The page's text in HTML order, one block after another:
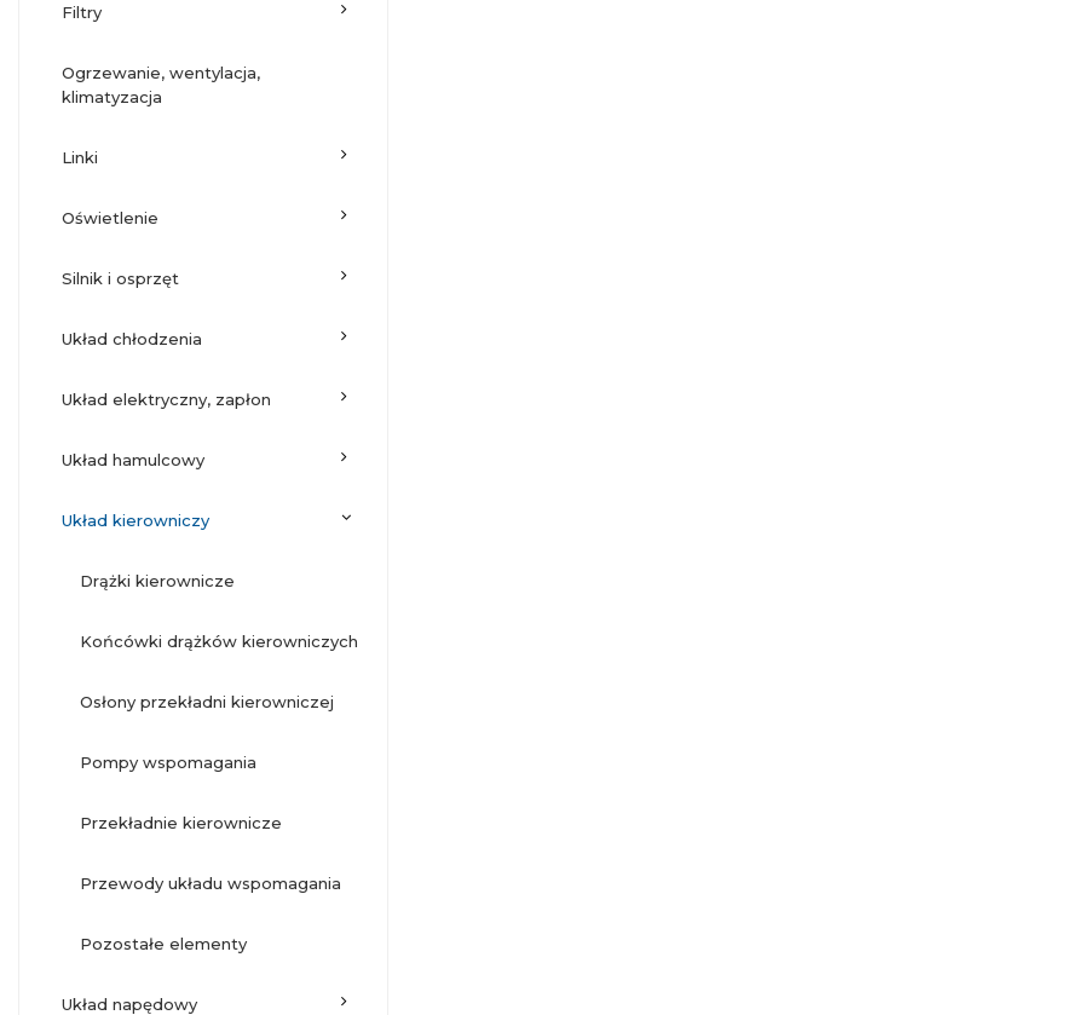
filtry
ogrzewanie, wentylacja,
klimatyzacja
linki
oświetlenie
silnik i osprzęt
układ chłodzenia
układ elektryczny, zapłon
układ hamulcowy
układ kierowniczy
drążki kierownicze
końcówki drążków kierowniczych
osłony przekładni kierowniczej
pompy wspomagania
przekładnie kierownicze
przewody układu wspomagania
pozostałe elementy
układ napędowy